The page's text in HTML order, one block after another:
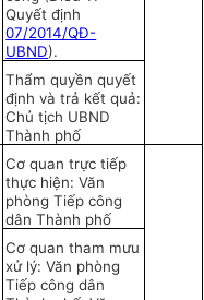
Quyết định
07/2014/QĐ-
UBND).
Thẩm quyền quyết
định và trả kết quả:
Chủ tịch UBND
Thành phố
Cơ quan trực tiếp
thực hiện: Văn
phòng Tiếp công
dân Thành phố
Cơ quan tham mưu
xử lý: Văn phòng
Tiếp công dân